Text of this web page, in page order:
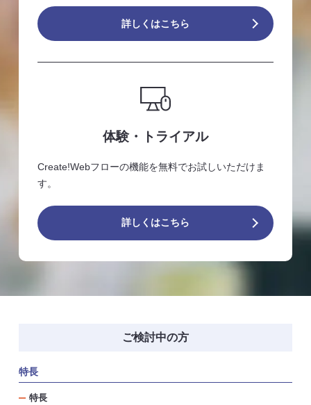
詳しくはこちら
体験・トライアル
Create!Webフローの機能を無料でお試しいただけま
す。
詳しくはこちら
ご検討中の方
特長
特長